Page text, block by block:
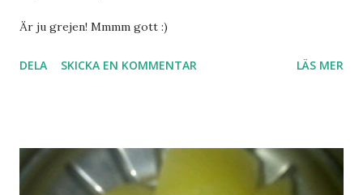
Är ju grejen! Mmmm gott :)
DELA SKICKA EN KOMMENTAR LÄS MER